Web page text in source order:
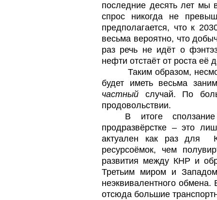
последние десять лет мы
спрос никогда не
предполагается, что к
весьма вероятно, что
раз речь не идёт о
нефти отстаёт от роста её
Таким образом,
будет иметь весьма
частный случай. По
продовольствии.
В итоге
продразвёрстке – это
актуален как раз для
ресурсоёмок, чем
развития между КНР и
Третьим миром и
неэквивалентного обмена.
отсюда большие